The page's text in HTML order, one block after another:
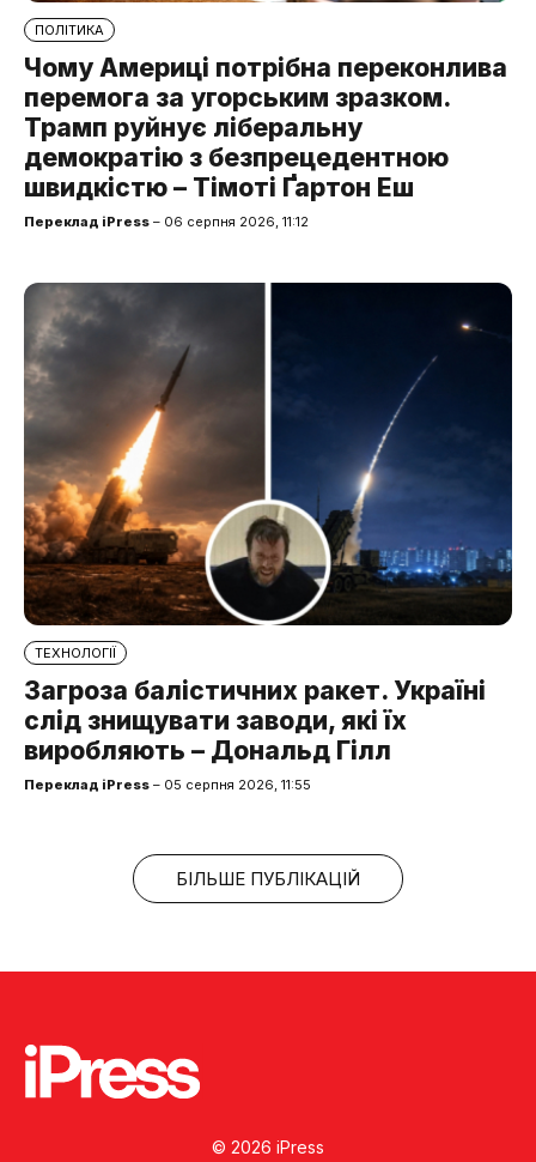
ПОЛІТИКА
Чому Америці потрібна переконлива
перемога за угорським зразком.
Трамп руйнує ліберальну
демократію з безпрецедентною
швидкістю – Тімоті Ґартон Еш
Переклад iPress – 06 серпня 2026, 11:12
ТЕХНОЛОГІЇ
Загроза балістичних ракет. Україні
слід знищувати заводи, які їх
виробляють – Дональд Гілл
Переклад iPress – 05 серпня 2026, 11:55
БІЛЬШЕ ПУБЛІКАЦІЙ
© 2026 iPress